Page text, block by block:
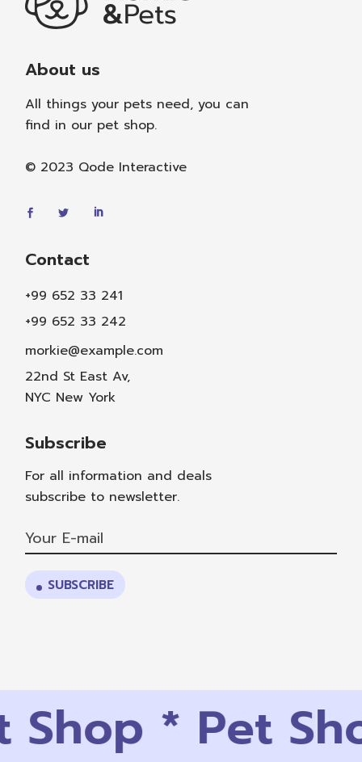
About us
All things your pets need, you can
find in our pet shop.
© 2023 Qode Interactive
Contact
+99 652 33 241
+99 652 33 242
morkie@example.com
22nd St East Av,
NYC New York
Subscribe
For all information and deals
subscribe to newsletter.
SUBSCRIBE
*Pet